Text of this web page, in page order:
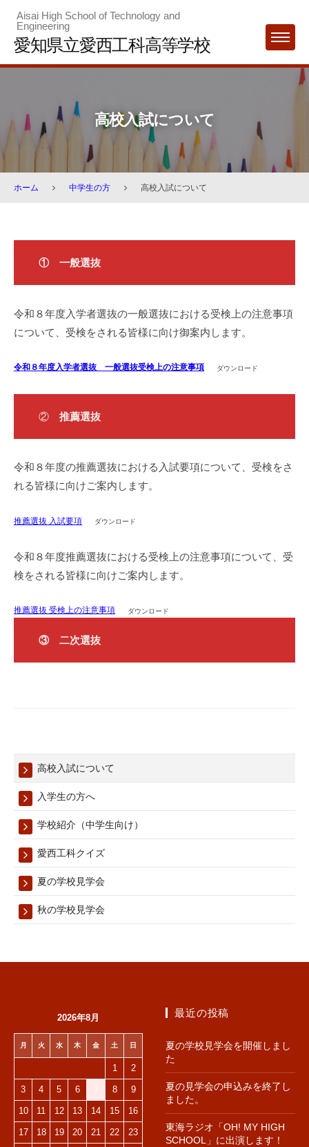
content
Aisai High School of Technology and
Engineering
愛知県立愛西工科高等学校 MENU
高校入試について
ホーム 中学生の方 高校入試について
入
に
つ
て
6
日
① 一般選抜
令和８年度入学者選抜の一般選抜における受検上の注意事項
について、受検をされる皆様に向け御案内します。
令和８年度入学者選抜 一般選抜受検上の注意事項 ダウンロード
②推薦選抜
令和８年度の推薦選抜における入試要項について、受検をさ
れる皆様に向けご案内します。
推薦選抜 入試要項 ダウンロード
令和８年度推薦選抜における受検上の注意事項について、受
検をされる皆様に向けご案内します。
推薦選抜 受検上の注意事項 ダウンロード
③ 二次選抜
高校入試について
入学生の方へ
学校紹介（中学生向け）
愛西工科クイズ
夏の学校見学会
秋の学校見学会
2026年8月
月 火 水 木 金 土 日
1 2
3 4 5 6 8 9
10 11 12 13 14 15 16
17 18 19 20 21 22 23
最近の投稿
夏の学校見学会を開催しまし
た
夏の見学会の申込みを終了し
ました。
東海ラジオ「OH! MY HIGH
SCHOOL」に出演します！